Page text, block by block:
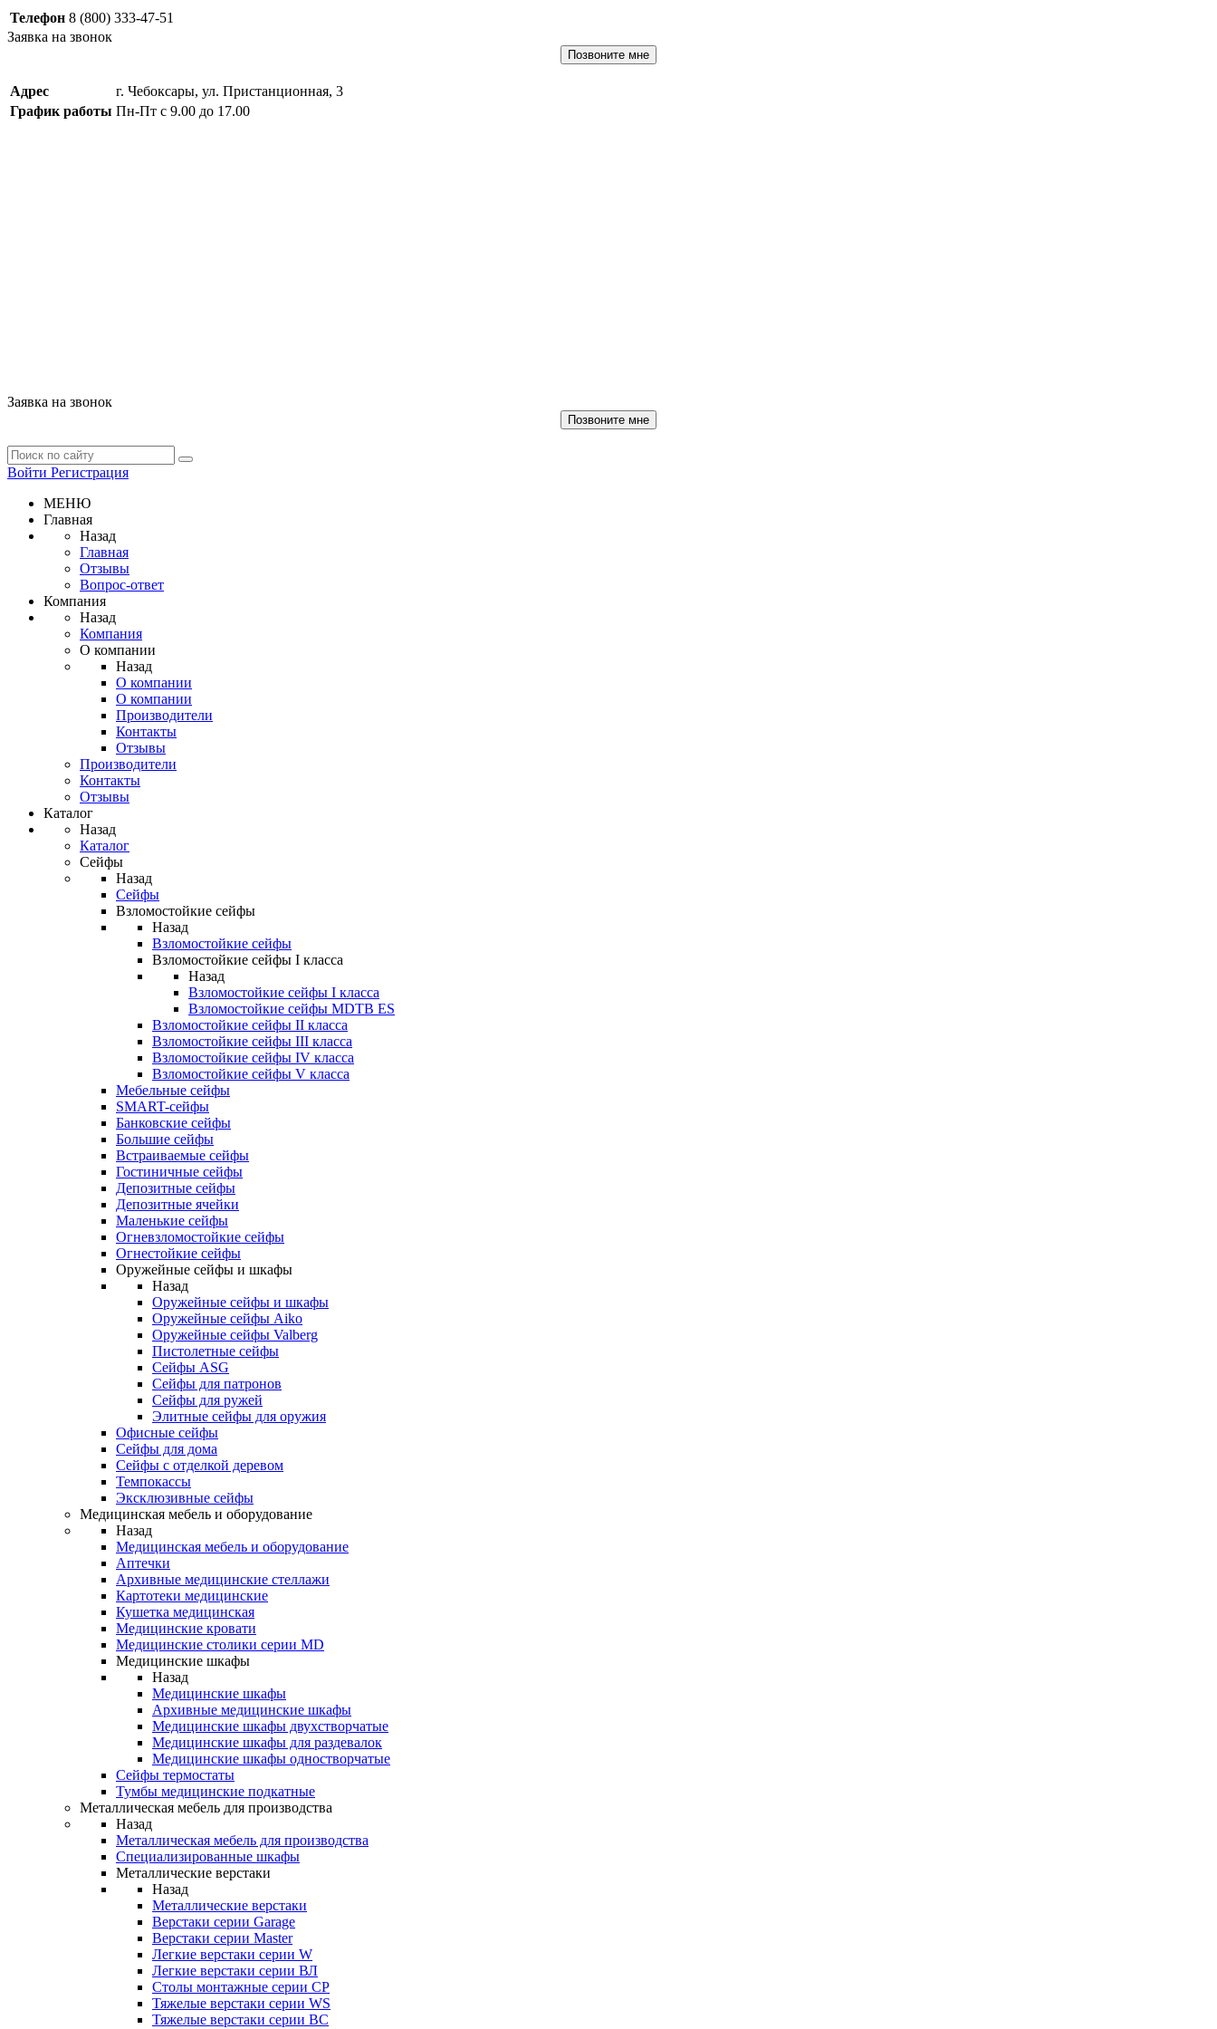
Телефон 8 (800) 333-47-51
Заявка на звонок
Позвоните мне
Адрес
г. Чебоксары, ул. Пристанционная, 3
График работы Пн-Пт с 9.00 до 17.00
Заявка на звонок
Позвоните мне
Войти Регистрация
МЕНЮ
Главная
Назад
Главная
Отзывы
Вопрос-ответ
Компания
Назад
Компания
О компании
Назад
О компании
О компании
Производители
Контакты
Отзывы
Производители
Контакты
Отзывы
Каталог
Назад
Каталог
Сейфы
Назад
Сейфы
Взломостойкие сейфы
Назад
Взломостойкие сейфы
Взломостойкие сейфы I класса
Назад
Взломостойкие сейфы I класса
Взломостойкие сейфы MDTB ES
Взломостойкие сейфы II класса
Взломостойкие сейфы III класса
Взломостойкие сейфы IV класса
Взломостойкие сейфы V класса
Мебельные сейфы
SMART-сейфы
Банковские сейфы
Большие сейфы
Встраиваемые сейфы
Гостиничные сейфы
Депозитные сейфы
Депозитные ячейки
Маленькие сейфы
Огневзломостойкие сейфы
Огнестойкие сейфы
Оружейные сейфы и шкафы
Назад
Оружейные сейфы и шкафы
Оружейные сейфы Aiko
Оружейные сейфы Valberg
Пистолетные сейфы
Сейфы ASG
Сейфы для патронов
Сейфы для ружей
Элитные сейфы для оружия
Офисные сейфы
Сейфы для дома
Сейфы с отделкой деревом
Темпокассы
Эксклюзивные сейфы
Медицинская мебель и оборудование
Назад
Медицинская мебель и оборудование
Аптечки
Архивные медицинские стеллажи
Картотеки медицинские
Кушетка медицинская
Медицинские кровати
Медицинские столики серии MD
Медицинские шкафы
Назад
Медицинские шкафы
Архивные медицинские шкафы
Медицинские шкафы двухстворчатые
Медицинские шкафы для раздевалок
Медицинские шкафы одностворчатые
Сейфы термостаты
Тумбы медицинские подкатные
Металлическая мебель для производства
Назад
Металлическая мебель для производства
Cпециализированные шкафы
Металлические верстаки
Назад
Металлические верстаки
Верстаки серии Garage
Верстаки серии Master
Легкие верстаки серии W
Легкие верстаки серии ВЛ
Столы монтажные серии СР
Тяжелые верстаки серии WS
Тяжелые верстаки серии ВС